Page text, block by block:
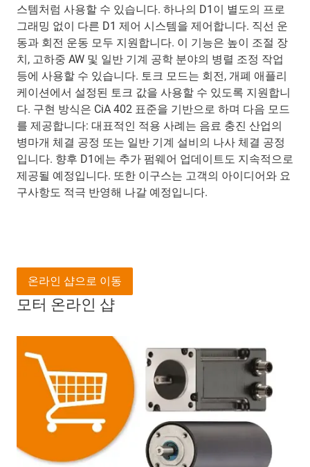
스템처럼 사용할 수 있습니다. 하나의 D1이 별도의 프로
그래밍 없이 다른 D1 제어 시스템을 제어합니다. 직선 운
동과 회전 운동 모두 지원합니다. 이 기능은 높이 조절 장
치, 고하중 AW 및 일반 기계 공학 분야의 병렬 조정 작업
등에 사용할 수 있습니다. 토크 모드는 회전, 개폐 애플리
케이션에서 설정된 토크 값을 사용할 수 있도록 지원합니
다. 구현 방식은 CiA 402 표준을 기반으로 하며 다음 모드
를 제공합니다: 대표적인 적용 사례는 음료 충진 산업의
병마개 체결 공정 또는 일반 기계 설비의 나사 체결 공정
입니다. 향후 D1에는 추가 펌웨어 업데이트도 지속적으로
제공될 예정입니다. 또한 이구스는 고객의 아이디어와 요
구사항도 적극 반영해 나갈 예정입니다.
모터 온라인 샵
온라인 샵으로 이동